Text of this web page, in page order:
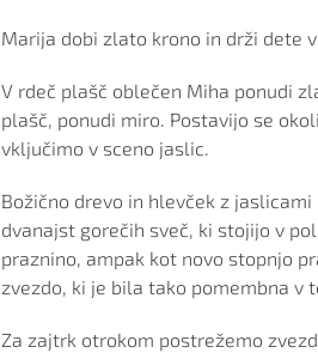
Marija dobi zlato krono in drži dete
V rdeč plašč oblečen Miha ponudi
plašč, ponudi miro. Postavijo se
vključimo v sceno jaslic.
Božično drevo in hlevček z
dvanajst gorečih sveč, ki stojijo v
praznino, ampak kot novo stopnjo
zvezdo, ki je bila tako pomembna v
Za zajtrk otrokom postrežemo